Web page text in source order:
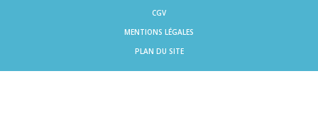
CGV
MENTIONS LÉGALES
PLAN DU SITE